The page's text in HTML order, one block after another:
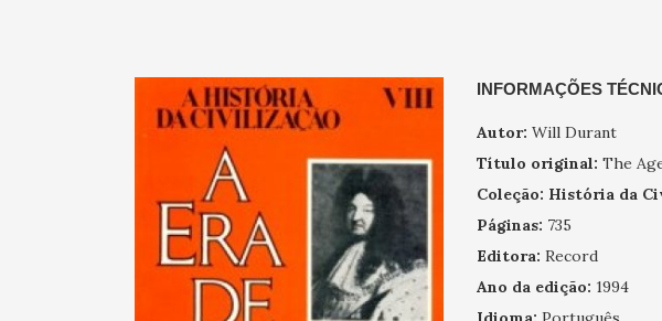
INFORMAÇÕES
Autor: Will Durant
Título original: The
Coleção: História da
Páginas: 735
Editora: Record
Ano da edição: 1994